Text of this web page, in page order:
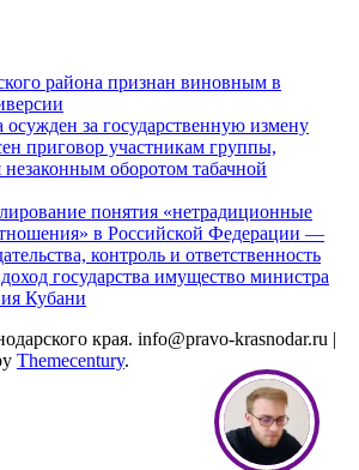
района признан виновным в
за государственную измену
приговор участникам группы,
оборотом табачной
понятия «нетрадиционные
в Российской Федерации —
контроль и ответственность
государства имущество министра
Кубани
края. info@pravo-krasnodar.ru |
Themecentury.